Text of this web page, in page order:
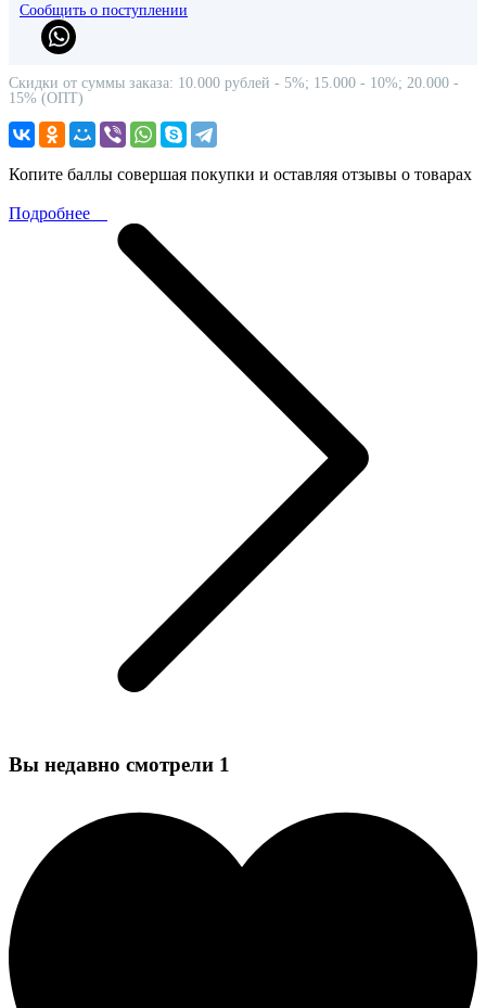
Сообщить о поступлении
Скидки от суммы заказа: 10.000 рублей - 5%; 15.000 - 10%; 20.000 -
15% (ОПТ)
Копите баллы совершая покупки и оставляя отзывы о товарах
Подробнее
Вы недавно смотрели 1